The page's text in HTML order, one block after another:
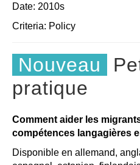
Date: 2010s
Criteria: Policy
Nouveau
pratique
Comment aider les
compétences langagières
Disponible en allemand,